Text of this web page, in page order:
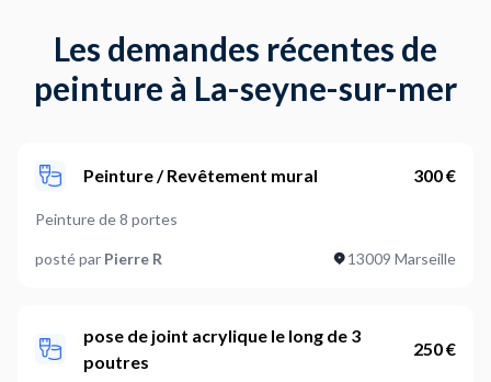
Les demandes récentes de
peinture à La-seyne-sur-mer
Peinture / Revêtement mural 300 €
Peinture de 8 portes
posté par Pierre R 13009 Marseille
pose de joint acrylique le long de 3
poutres
250 €